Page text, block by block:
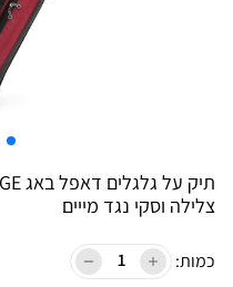
צלילה וסקי נגד מייים
כמות: